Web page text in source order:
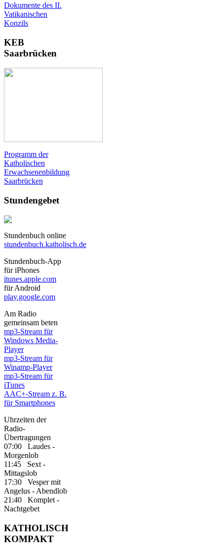
Dokumente des II.
Vatikanischen
Konzils
KEB
Saarbrücken
Programm der
Katholischen
Erwachsenenbildung
Saarbrücken
Stundengebet
Stundenbuch online
stundenbuch.katholisch.de
Stundenbuch-App
für iPhones
itunes.apple.com
für Android
play.google.com
Am Radio
gemeinsam beten
mp3-Stream für
Windows Media-
Player
mp3-Stream für
Winamp-Player
mp3-Stream für
iTunes
AAC+-Stream z. B.
für Smartphones
Uhrzeiten der
Radio-
Übertragungen
07:00 Laudes -
Morgenlob
11:45 Sext -
Mittagslob
17:30 Vesper mit
Angelus - Abendlob
21:40 Komplet -
Nachtgebet
KATHOLISCH
KOMPAKT